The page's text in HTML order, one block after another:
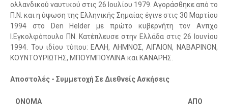
ολλανδικού ναυτικού στις 26 Ιουλίου 1979. Αγοράσθηκε από το
Π.Ν. και η ύψωση της Ελληνικής Σημαίας έγινε στις 30 Μαρτίου
1994 στο Den Helder με πρώτο κυβερνήτη τον Ανπχο
Ι.Εγκολφόπουλο ΠΝ. Κατέπλευσε στην Ελλάδα στις 26 Ιουνίου
1994. Του ιδίου τύπου: ΕΛΛΗ, ΛΗΜΝΟΣ, ΑΙΓΑΙΟΝ, ΝΑΒΑΡΙΝΟΝ,
ΚΟΥΝΤΟΥΡΙΩΤΗΣ, ΜΠΟΥΜΠΟΥΛΙΝΑ και ΚΑΝΑΡΗΣ.
Αποστολές - Συμμετοχή Σε Διεθνείς Ασκήσεις
ΟΝΟΜΑ
ΑΠΟ